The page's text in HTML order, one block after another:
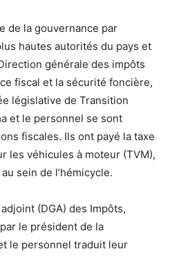
de la gouvernance par
hautes autorités du pays et
générale des impôts
fiscal et la sécurité foncière,
législative de Transition
et le personnel se sont
fiscales. Ils ont payé la taxe
les véhicules à moteur (TVM),
sein de l’hémicycle.
(DGA) des Impôts,
le président de la
le personnel traduit leur